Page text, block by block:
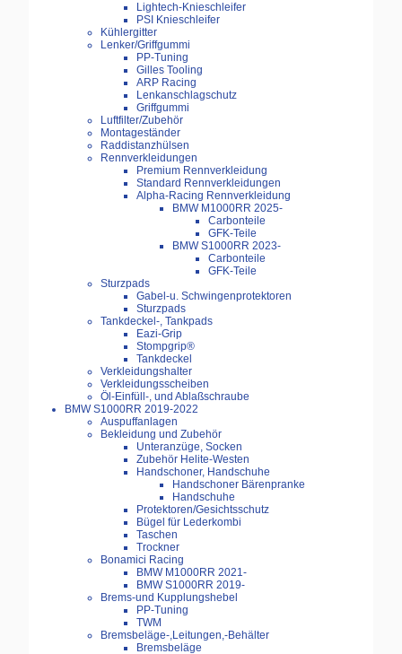
Lightech-Knieschleifer
PSI Knieschleifer
Kühlergitter
Lenker/Griffgummi
PP-Tuning
Gilles Tooling
ARP Racing
Lenkanschlagschutz
Griffgummi
Luftfilter/Zubehör
Montageständer
Raddistanzhülsen
Rennverkleidungen
Premium Rennverkleidung
Standard Rennverkleidungen
Alpha-Racing Rennverkleidung
BMW M1000RR 2025-
Carbonteile
GFK-Teile
BMW S1000RR 2023-
Carbonteile
GFK-Teile
Sturzpads
Gabel-u. Schwingenprotektoren
Sturzpads
Tankdeckel-, Tankpads
Eazi-Grip
Stompgrip®
Tankdeckel
Verkleidungshalter
Verkleidungsscheiben
Öl-Einfüll-, und Ablaßschraube
BMW S1000RR 2019-2022
Auspuffanlagen
Bekleidung und Zubehör
Unteranzüge, Socken
Zubehör Helite-Westen
Handschoner, Handschuhe
Handschoner Bärenpranke
Handschuhe
Protektoren/Gesichtsschutz
Bügel für Lederkombi
Taschen
Trockner
Bonamici Racing
BMW M1000RR 2021-
BMW S1000RR 2019-
Brems-und Kupplungshebel
PP-Tuning
TWM
Bremsbeläge-,Leitungen,-Behälter
Bremsbeläge